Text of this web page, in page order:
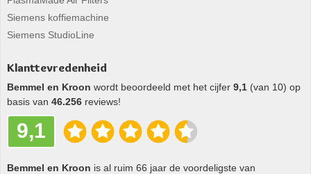
Siemens koffiemachine
Siemens StudioLine
Klanttevredenheid
Bemmel en Kroon wordt beoordeeld met het cijfer 9,1 (van 10) op
basis van 46.256 reviews!
9,1
Bemmel en Kroon is al ruim 66 jaar de voordeligste van